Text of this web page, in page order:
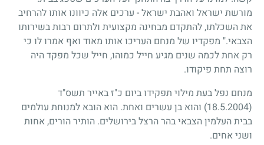
מורשת ישראל ואהבת ישראל - ערכים אלה כיוונו אותו להרחיב
את השכלתו, להתקדם מבחינה מקצועית ולתרום רבות בשירותו
הצבאי." מפקדיו של מנחם העריכו אותו מאוד ואף אמרו לו כי
רק אחת לכמה שנים מגיע חייל כמוהו, חייל שכל מפקד היה
רוצה תחת פיקודו.
מנחם נפל בעת מילוי תפקידו ביום כ"ז באייר תשס"ד
(18.5.2004)
והוא בן עשרים ואחת. הוא הובא למנוחת עולמים
בבית העלמין הצבאי בהר הרצל בירושלים. הותיר הורים, אחות
ושני אחים.